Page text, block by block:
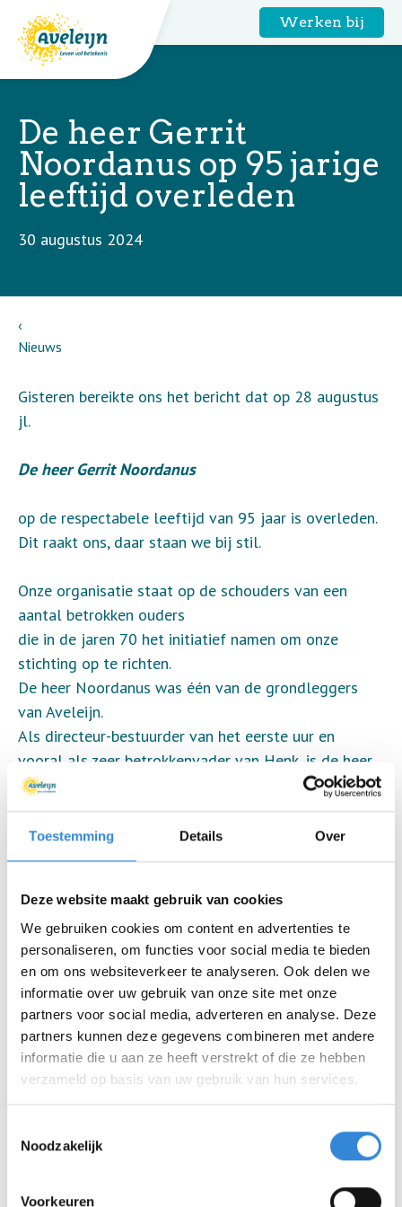
Toestemming Details Over
Deze website maakt gebruik van cookies
We gebruiken cookies om content en advertenties te
personaliseren, om functies voor social media te bieden
en om ons websiteverkeer te analyseren. Ook delen we
informatie over uw gebruik van onze site met onze
partners voor social media, adverteren en analyse. Deze
partners kunnen deze gegevens combineren met andere
informatie die u aan ze heeft verstrekt of die ze hebben
verzameld op basis van uw gebruik van hun services.
Noodzakelijk
Voorkeuren
Werken bij
De heer Gerrit
Noordanus op 95 jarige
leeftijd overleden
30 augustus 2024
Nieuws
Gisteren bereikte ons het bericht dat op 28 augustus
jl.
De heer Gerrit Noordanus
op de respectabele leeftijd van 95 jaar is overleden.
Dit raakt ons, daar staan we bij stil.
Onze organisatie staat op de schouders van een
aantal betrokken ouders
die in de jaren 70 het initiatief namen om onze
stichting op te richten.
De heer Noordanus was één van de grondleggers
van Aveleijn.
Als directeur-bestuurder van het eerste uur en
vooral als zeer betrokkenvader van Henk, is de heer
Noordanus heel belangrijk geweest voor de
ontwikkeling van Aveleijn en voor mensen met een
verstandelijke beperking in Oost Nederland.
Henk woont nog altijd bij ons bij De Elsmors in
Bij gelegenheid van ons 50-jarig bestaan in 2018
hebben we de heer Noordanus geïnterviewd.
Luister nog even naar zijn mooie woorden, zijn
pionierswerk en zijn liefdevolle kijk op de mensen bij
Aveleijn.
Met diezelfde liefdevolle blik, waarderen wij bij
Aveleijn nog altijd zijn inzet. Wij bouwen voort op
zijn gedachtengoed en daarmee zal de heer
Noordanus altijd verbonden blijven met de
Een eerbetoon aan een markant mens, dankbaar voor
Zijn gezin, ook altijd zeer belangrijk en betrokken,